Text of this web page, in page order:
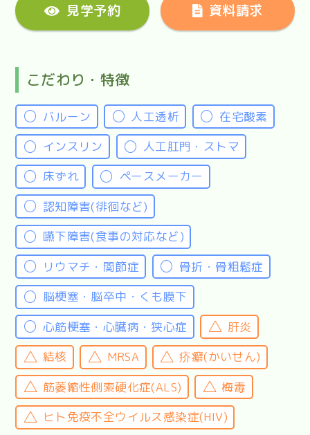
見学予約 資料請求
こだわり・特徴
バルーン 人工透析
在宅酸素
インスリン
人工肛門・ストマ
床ずれ
ペースメーカー
認知障害(徘徊など)
嚥下障害(食事の対応など)
リウマチ・関節症
骨折・骨粗鬆症
脳梗塞・脳卒中・くも膜下
心筋梗塞・心臓病・狭心症
肝炎
結核
MRSA
疥癬(かいせん)
筋萎縮性側索硬化症(ALS)
梅毒
ヒト免疫不全ウイルス感染症(HIV)